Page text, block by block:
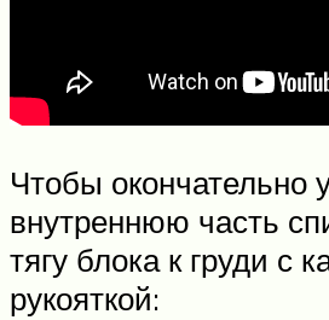
Чтобы окончательно
внутреннюю часть
тягу блока к груди с
рукояткой: